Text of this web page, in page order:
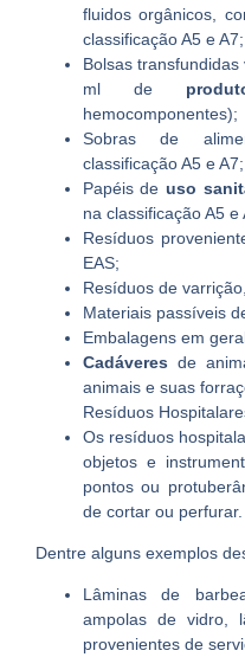
fluidos orgânicos,
classificação A5 e A7;
Bolsas
ml de
hemocomponentes);
Sobras de
classificação A5 e A7;
Papéis de uso
na classificação A5 e
Resíduos
EAS;
Resíduos de
Materiais passíveis
Embalagens em
Cadáveres de
animais e suas
Resíduos
Os resíduos
objetos e
pontos ou
de cortar ou perfurar.
Dentre alguns exemplos
Lâminas de
ampolas de vidro,
provenientes de